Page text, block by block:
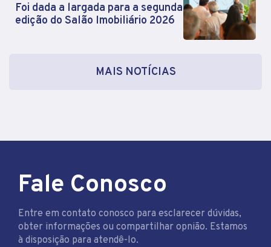
Foi dada a largada para a segunda
edição do Salão Imobiliário 2026
MAIS NOTÍCIAS
Fale Conosco
Entre em contato conosco para esclarecer dúvidas,
obter informações ou compartilhar opnião. Estamos
à disposição para atendê-lo.